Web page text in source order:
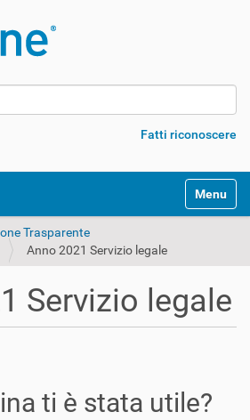
Fatti riconoscere
Alterna
Trasparente
Anno 2021 Servizio legale
Servizio legale
ti è stata utile?